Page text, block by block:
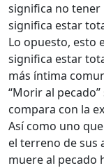
significa no tener
significa estar
Lo opuesto, esto
significa estar
más íntima
“Morir al
compara con la
Así como uno
el terreno de sus
muere al pecado